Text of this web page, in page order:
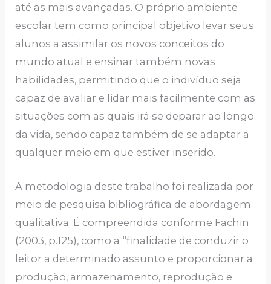
até as mais avançadas. O próprio ambiente
escolar tem como principal objetivo levar seus
alunos a assimilar os novos conceitos do
mundo atual e ensinar também novas
habilidades, permitindo que o indivíduo seja
capaz de avaliar e lidar mais facilmente com as
situações com as quais irá se deparar ao longo
da vida, sendo capaz também de se adaptar a
qualquer meio em que estiver inserido.
A metodologia deste trabalho foi realizada por
meio de pesquisa bibliográfica de abordagem
qualitativa. É compreendida conforme Fachin
(2003, p.125), como a “finalidade de conduzir o
leitor a determinado assunto e proporcionar a
produção, armazenamento, reprodução e